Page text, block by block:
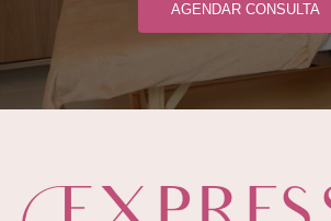
AGENDAR CONSULTA